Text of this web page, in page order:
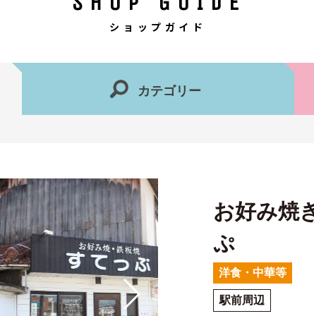
ショップガイド
カテゴリー
お好み焼
ぷ
洋食・中華等
駅前周辺